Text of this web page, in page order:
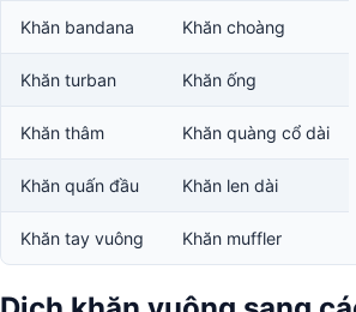
Khăn bandana Khăn choàng
Khăn turban Khăn ống
Khăn thâm Khăn quàng cổ dài
Khăn quấn đầu Khăn len dài
Khăn tay vuông Khăn muffler